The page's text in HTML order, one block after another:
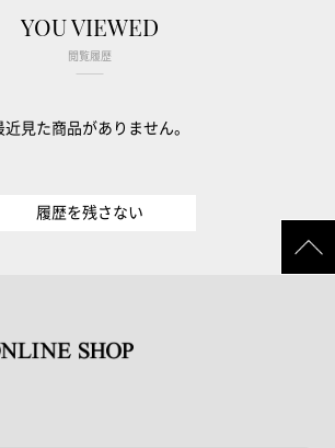
YOU VIEWED
閲覧履歴
近見た商品がありません。
履歴を残さない